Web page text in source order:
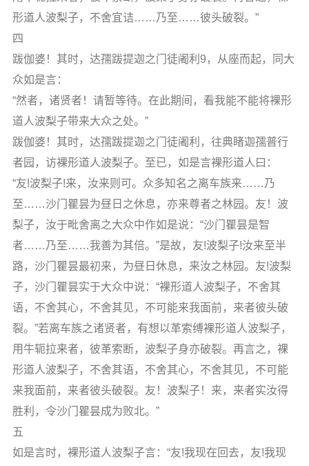
形道人波梨子，不舍宜诘……乃至……彼头破裂。”
四
跋伽婆！其时，达孺跋提迦之门徒阇利9，从座而起，同大
众如是言：
“然者，诸贤者！请暂等待。在此期间，看我能不能将裸形
道人波梨子带来大众之处。”
跋伽婆！其时，达孺跋提迦之门徒阇利，往典睹迦孺普行
者园，访裸形道人波梨子。至已，如是言裸形道人曰：
“友!波梨子!来，汝来则可。众多知名之离车族来……乃
至……沙门瞿昙为昼日之休息，亦来尊者之林园。友！波
梨子，汝于毗舍离之大众中作如是说：“沙门瞿昙是智
者……乃至……我善为其倍。”是故，友!波梨子!汝来至半
路，沙门瞿昙最初来，为昼日休息，来汝之林园。友!波梨
子，沙门瞿昙实于大众中说：“裸形道人波梨子，不舍其
语，不舍其心，不舍其见，不可能来我面前，来者彼头破
裂。”若离车族之诸贤者，有想以革索缚裸形道人波梨子，
用牛轭拉来者，彼革索断，波梨子身亦破裂。再言之，裸
形道人波梨子，不舍其语，不舍其心，不舍其见，不可能
来我面前，来者彼头破裂。友！波梨子！来，来者实汝得
胜利，令沙门瞿昙成为败北。”
五
如是言时，裸形道人波梨子言：“友!我现在回去，友!我现